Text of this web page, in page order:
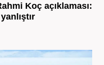
Koç açıklaması: